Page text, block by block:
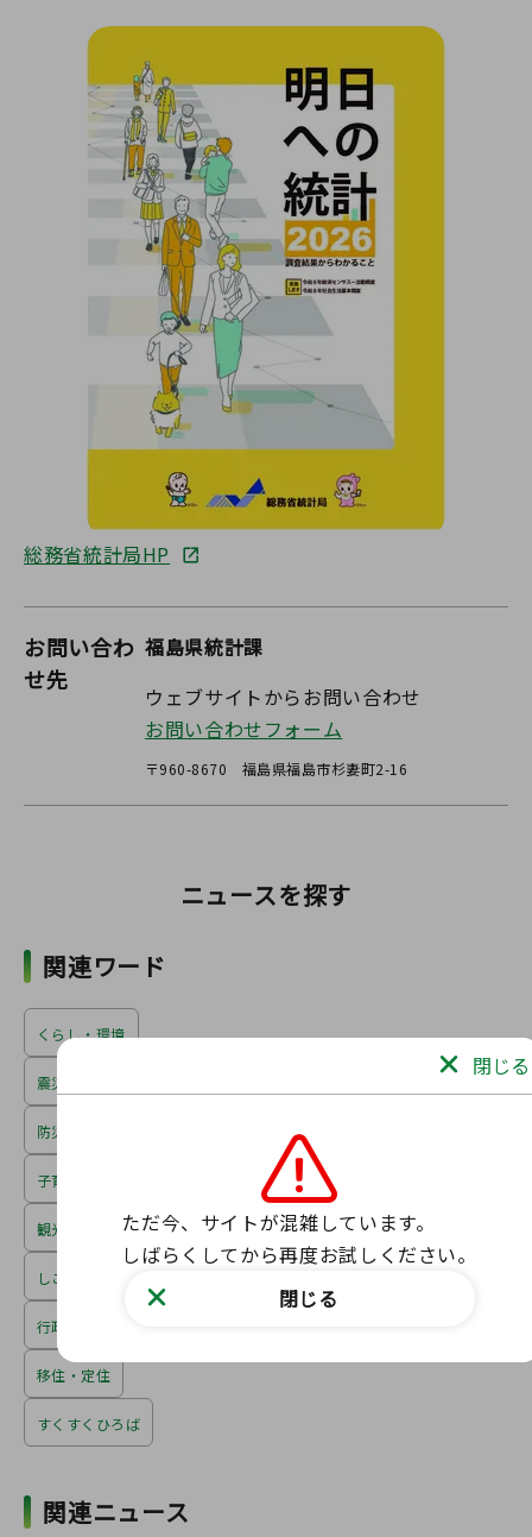
総務省統計局HP
お問い合わ
せ先
福島県統計課
ウェブサイトからお問い合わせ
お問い合わせフォーム
〒960-8670 福島県福島市杉妻町2-16
ニュースを探す
関連ワード
くらし・環境
震災・復興
防災・安全
子育て・医療・福祉
観光・文化・教育
しごと・産業
行政手続
移住・定住
すくすくひろば
関連ニュース
閉じる
ただ今、サイトが混雑しています。
しばらくしてから再度お試しください。
閉じる